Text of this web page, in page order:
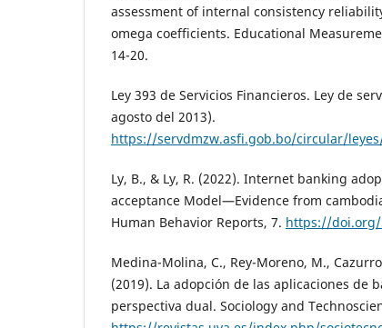
assessment of internal consistency
omega coefficients. Educational
14-20.
Ley 393 de Servicios Financieros. Ley de
agosto del 2013).
https://servdmzw.asfi.gob.bo/circular/
Ly, B., & Ly, R. (2022). Internet banking
acceptance Model—Evidence from
Human Behavior Reports, 7. https://doi.org/
Medina-Molina, C., Rey-Moreno, M.,
(2019). La adopción de las aplicaciones de
perspectiva dual. Sociology and